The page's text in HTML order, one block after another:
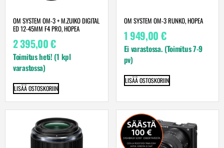
OM SYSTEM OM-3 + M.ZUIKO DIGITAL
ED 12-45MM F4 PRO, HOPEA
2 395,00€
Toimitus heti! (1 kpl
varastossa)
LISÄÄ OSTOSKORIIN
OM SYSTEM OM-3 RUNKO, HOPEA
1 949,00 €
Ei varastossa. (Toimitus 7-9
pv)
LISÄÄ OSTOSKORIIN